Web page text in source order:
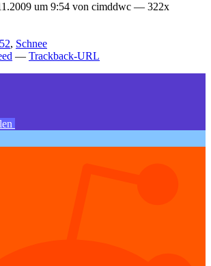
um 9:54 von cimddwc — 322x
, Schnee
— Trackback-URL